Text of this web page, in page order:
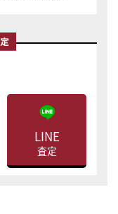
LINE
査定